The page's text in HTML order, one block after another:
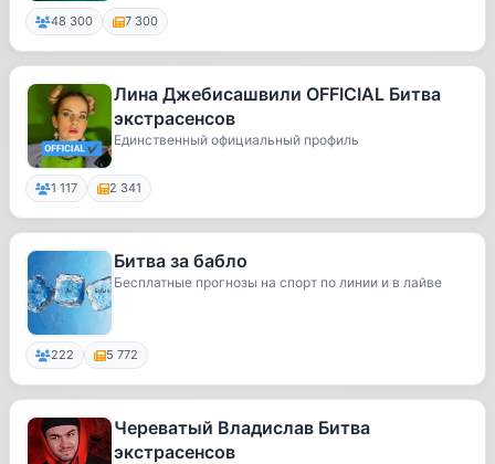
48 300 7 300
Лина Джебисашвили OFFICIAL Битва
экстрасенсов
Единственный официальный профиль
1 117 2 341
Битва за бабло
Бесплатные прогнозы на спорт по линии и в лайве
222 5 772
Череватый Владислав Битва
экстрасенсов